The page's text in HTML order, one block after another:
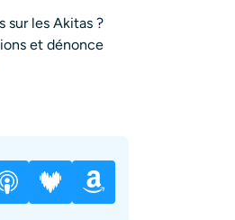
sur les Akitas ?
et dénonce